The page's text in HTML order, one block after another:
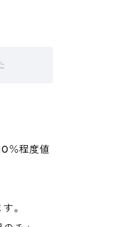
％程度値
。